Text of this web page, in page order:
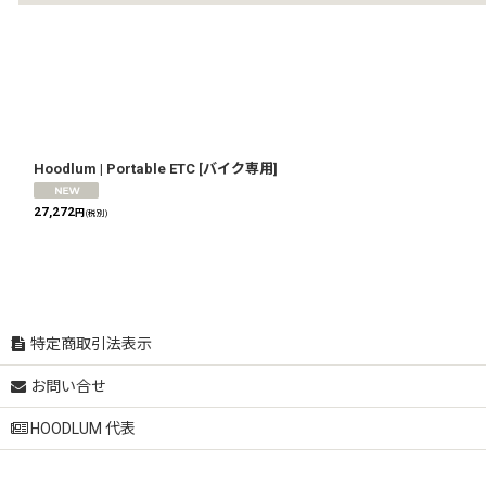
Hoodlum | Portable ETC [バイク専用]
27,272円 (税別)
特定商取引法表示
お問い合せ
HOODLUM 代表